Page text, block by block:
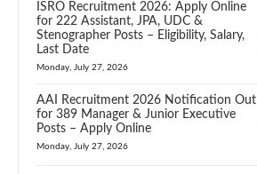
ISRO Recruitment 2026: Apply Online
for 222 Assistant, JPA, UDC &
Stenographer Posts – Eligibility, Salary,
Last Date
Monday, July 27, 2026
AAI Recruitment 2026 Notification Out
for 389 Manager & Junior Executive
Posts – Apply Online
Monday, July 27, 2026